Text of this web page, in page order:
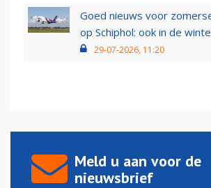
Goed nieuws voor
op Schiphol: ook in de
29-07-2026, 11:20
Meld u aan voor de
nieuwsbrief